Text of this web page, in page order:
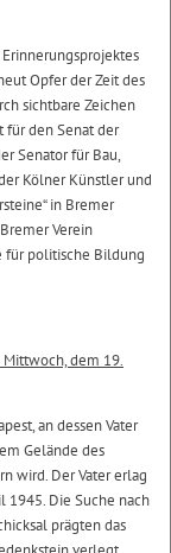
Opfer der Zeit des
sichtbare Zeichen
für den Senat der
Senator für Bau,
Kölner Künstler und
in Bremer
Verein
für politische Bildung
Mittwoch, dem 19.
an dessen Vater
Gelände des
wird. Der Vater erlag
1945. Die Suche nach
prägten das